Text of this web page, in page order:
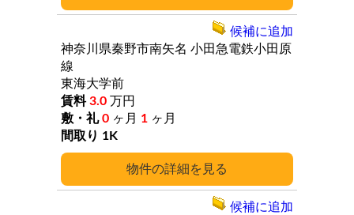
詳細
神奈川県秦野市南矢名 小田急電鉄小田原
線
東海大学前
3.0 万円
0 ヶ月 1 ヶ月
1K
候補に追加
候補に追加